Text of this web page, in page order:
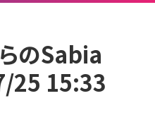
のSabia
15:33